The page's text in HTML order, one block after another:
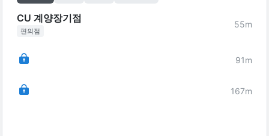
CU 계양장기점
편의점
55m
91m
167m